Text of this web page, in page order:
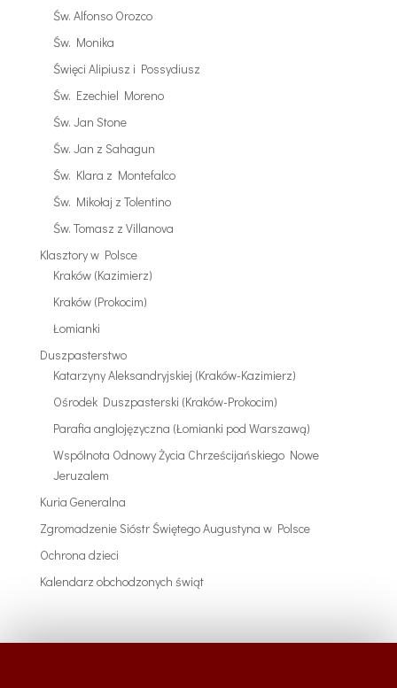
Św. Alfonso Orozco
Św. Monika
Święci Alipiusz i Possydiusz
Św. Ezechiel Moreno
Św. Jan Stone
Św. Jan z Sahagun
Św. Klara z Montefalco
Św. Mikołaj z Tolentino
Św. Tomasz z Villanova
Klasztory w Polsce
Kraków (Kazimierz)
Kraków (Prokocim)
Łomianki
Duszpasterstwo
Katarzyny Aleksandryjskiej (Kraków-Kazimierz)
Ośrodek Duszpasterski (Kraków-Prokocim)
Parafia anglojęzyczna (Łomianki pod Warszawą)
Wspólnota Odnowy Życia Chrześcijańskiego Nowe
Jeruzalem
Kuria Generalna
Zgromadzenie Sióstr Świętego Augustyna w Polsce
Ochrona dzieci
Kalendarz obchodzonych świąt